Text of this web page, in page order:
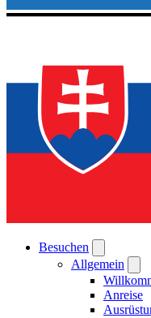
Besuchen
Allgemein
Anreise